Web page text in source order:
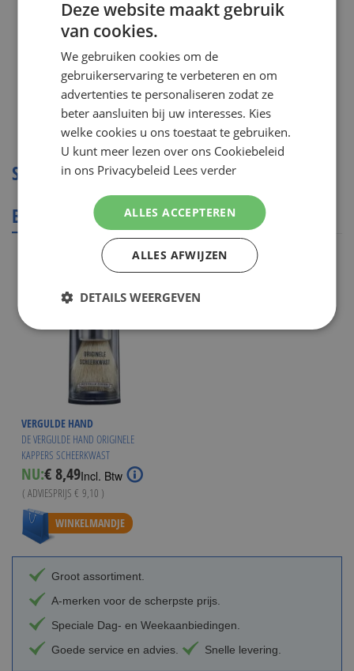
( ADVIESPRIJS€ 10,99 )
Niet op voorraad
Toon
SCHEERKWAST
BESTSELLERS
VERGULDE HAND
DE VERGULDE HAND ORIGINELE
KAPPERS SCHEERKWAST
NU:Special
Price
€ 8,49Incl. Btw
( ADVIESPRIJS € 9,10 )
WINKELMANDJE
Groot assortiment.
A-merken voor de scherpste prijs.
Speciale Dag- en Weekaanbiedingen.
Goede service en advies.
Snelle levering.
Deze website maakt gebruik
van cookies.
We gebruiken cookies om de
gebruikerservaring te verbeteren en om
advertenties te personaliseren zodat ze
beter aansluiten bij uw interesses. Kies
welke cookies u ons toestaat te gebruiken.
U kunt meer lezen over ons Cookiebeleid
in ons Privacybeleid Lees verder
ALLES ACCEPTEREN
ALLES AFWIJZEN
DETAILS WEERGEVEN